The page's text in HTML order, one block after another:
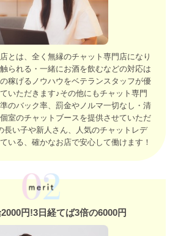
とは、全く無縁のチャット専門店になり
られる・一緒にお酒を飲むなどの対応は
稼げるノウハウをベテランスタッフが優
いただきます♪その他にもチャット専門
のバック率、罰金やノルマ一切なし・清
室のチャットブースを提供させていただ
長い子や新人さん、人気のチャットレデ
いる、確かなお店で安心して働けます！
円!3日経てば3倍の6000円